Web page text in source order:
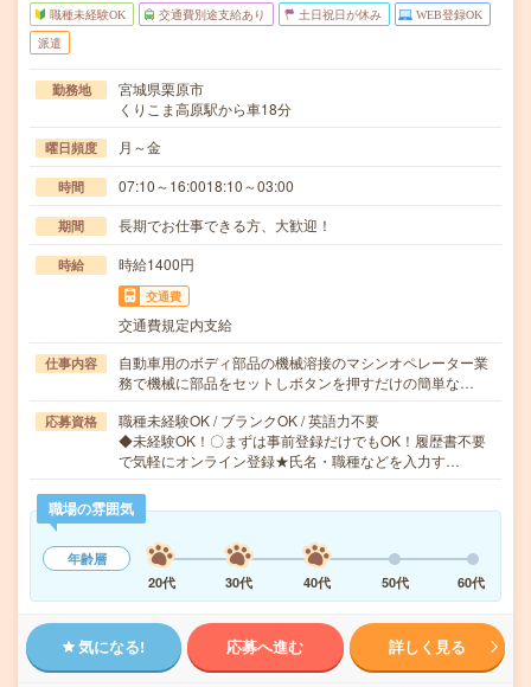
職種未経験OK 交通費別途支給あり 土日祝日が休み WEB登録OK
派遣
勤務地
宮城県栗原市
くりこま高原駅から車18分
曜日頻度 月～金
時間 07:10～16:0018:10～03:00
期間 長期でお仕事できる方、大歓迎！
時給 時給1400円
交通費
交通費規定内支給
仕事内容
自動車用のボディ部品の機械溶接のマシンオペレーター業
務で機械に部品をセットしボタンを押すだけの簡単な…
応募資格
職種未経験OK / ブランクOK / 英語力不要
◆未経験OK！〇まずは事前登録だけでもOK！履歴書不要
で気軽にオンライン登録★氏名・職種などを入力す…
職場の雰囲気
年齢層
20代
30代 40代 50代 60代
気になる! 応募へ進む 詳しく見る